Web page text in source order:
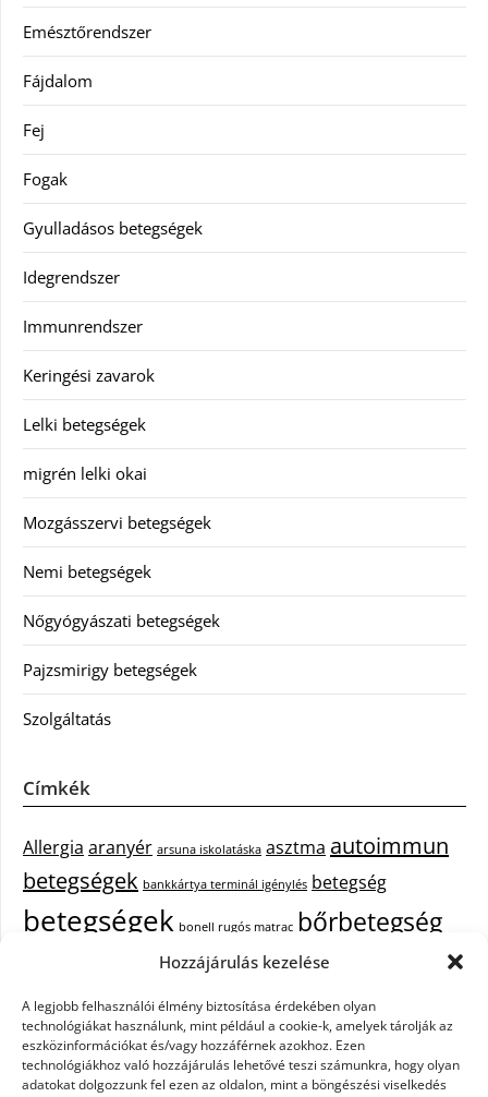
Hozzájárulás kezelése
A legjobb felhasználói élmény biztosítása érdekében olyan
technológiákat használunk, mint például a cookie-k, amelyek tárolják az
eszközinformációkat és/vagy hozzáférnek azokhoz. Ezen
technológiákhoz való hozzájárulás lehetővé teszi számunkra, hogy olyan
adatokat dolgozzunk fel ezen az oldalon, mint a böngészési viselkedés
Emésztőrendszer
Fájdalom
Fej
Fogak
Gyulladásos betegségek
Idegrendszer
Immunrendszer
Keringési zavarok
Lelki betegségek
migrén lelki okai
Mozgásszervi betegségek
Nemi betegségek
Nőgyógyászati betegségek
Pajzsmirigy betegségek
Szolgáltatás
Címkék
Allergia aranyér arsuna iskolatáska asztma autoimmun
betegségek bankkártya terminál igénylés betegség
betegségek bonell rugós matrac bőrbetegség
bőrbetegségek cukorbetegség
debrecen iroda bérlés egészségügyi piercing epekőepilepszia
tisztítása fejfájás festőszerszám fájdalom háztartási gép
hűtőszekrény immunrendszer keringető szivattyú kazánhoz kisfiú